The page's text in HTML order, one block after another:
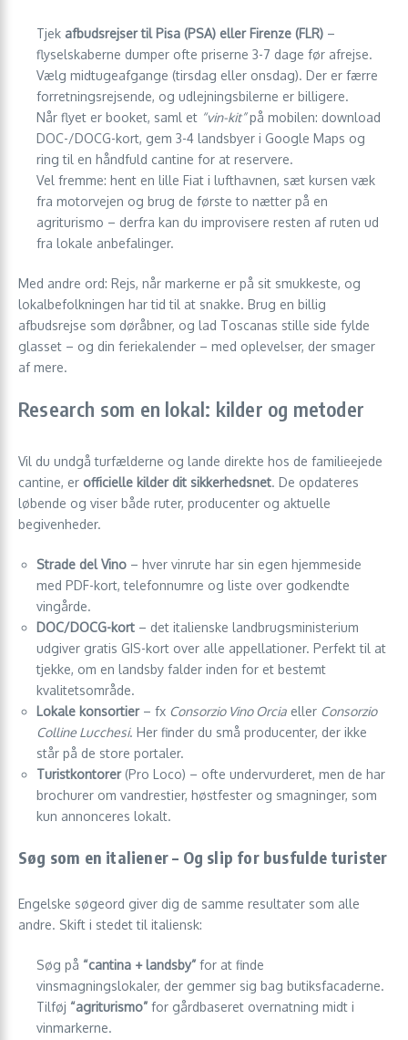
Tjek afbudsrejser til Pisa (PSA) eller Firenze (FLR) –
flyselskaberne dumper ofte priserne 3-7 dage før afrejse.
Vælg midtugeafgange (tirsdag eller onsdag). Der er færre
forretningsrejsende, og udlejningsbilerne er billigere.
Når flyet er booket, saml et “vin-kit”på mobilen: download
DOC-/DOCG-kort, gem 3-4 landsbyer i Google Maps og
ring til en håndfuld cantine for at reservere.
Vel fremme: hent en lille Fiat i lufthavnen, sæt kursen væk
fra motorvejen og brug de første to nætter på en
agriturismo – derfra kan du improvisere resten af ruten ud
fra lokale anbefalinger.
Med andre ord: Rejs, når markerne er på sit smukkeste, og
lokalbefolkningen har tid til at snakke. Brug en billig
afbudsrejse som døråbner, og lad Toscanas stille side fylde
glasset – og din feriekalender – med oplevelser, der smager
af mere.
Research som en lokal: kilder og metoder
Vil du undgå turfælderne og lande direkte hos de familieejede
cantine, er officielle kilder dit sikkerhedsnet. De opdateres
løbende og viser både ruter, producenter og aktuelle
begivenheder.
Strade del Vino – hver vinrute har sin egen hjemmeside
med PDF-kort, telefonnumre og liste over godkendte
vingårde.
DOC/DOCG-kort – det italienske landbrugsministerium
udgiver gratis GIS-kort over alle appellationer. Perfekt til at
tjekke, om en landsby falder inden for et bestemt
kvalitetsområde.
Lokale konsortier– fx Consorzio Vino Orcia eller Consorzio
Colline Lucchesi. Her finder du små producenter, der ikke
står på de store portaler.
Turistkontorer(Pro Loco) – ofte undervurderet, men de har
brochurer om vandrestier, høstfester og smagninger, som
kun annonceres lokalt.
Søg som en italiener – Og slip for busfulde turister
Engelske søgeord giver dig de samme resultater som alle
andre. Skift i stedet til italiensk:
Søg på “cantina + landsby” for at finde
vinsmagningslokaler, der gemmer sig bag butiksfacaderne.
Tilføj “agriturismo” for gårdbaseret overnatning midt i
vinmarkerne.